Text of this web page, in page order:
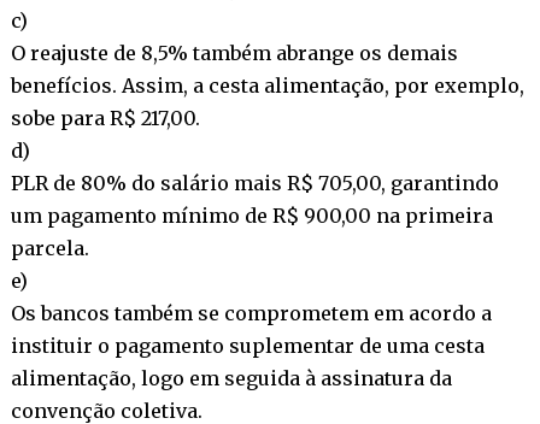
c)
O reajuste de 8,5% também abrange os demais
benefícios. Assim, a cesta alimentação, por exemplo,
sobe para R$ 217,00.
d)
PLR de 80% do salário mais R$ 705,00, garantindo
um pagamento mínimo de R$ 900,00 na primeira
parcela.
e)
Os bancos também se comprometem em acordo a
instituir o pagamento suplementar de uma cesta
alimentação, logo em seguida à assinatura da
convenção coletiva.